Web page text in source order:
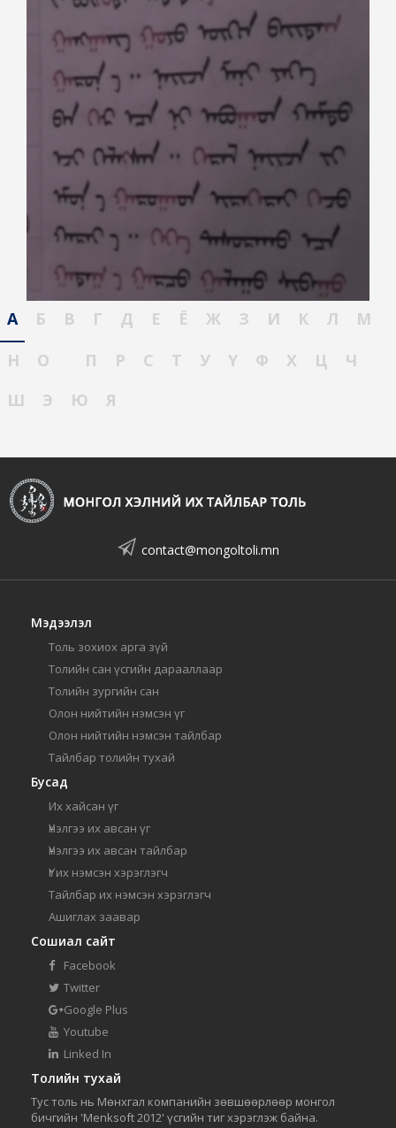
А Б В Г Д Е Ё Ж З И К Л
М
Н
О П Р С Т У Ү Ф Х Ц
Ч
Ш
Э Ю Я
contact@mongoltoli.mn
Мэдээлэл
Толь зохиох арга зүй
Толийн сан үсгийн дарааллаар
Толийн зургийн сан
Олон нийтийн нэмсэн үг
Олон нийтийн нэмсэн тайлбар
Тайлбар толийн тухай
Бусад
Их хайсан үг
Үнэлгээ их авсан үг
Үнэлгээ их авсан тайлбар
Үг их нэмсэн хэрэглэгч
Тайлбар их нэмсэн хэрэглэгч
Ашиглах заавар
Сошиал сайт
Facebook
Twitter
Google Plus
Youtube
Linked In
Толийн тухай
Тус толь нь Мөнхгал компанийн зөвшөөрлөөр монгол
бичгийн 'Menksoft 2012' үсгийн тиг хэрэглэж байна.